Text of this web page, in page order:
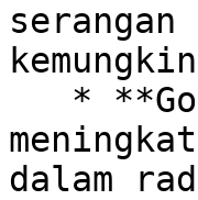
serangan
dalam